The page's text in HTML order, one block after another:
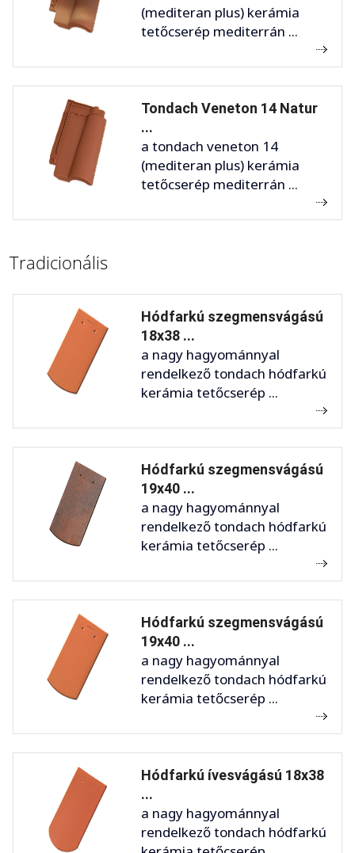
(mediteran plus) kerámia
tetőcserép mediterrán ...
Tondach Veneton 14 Natur
...
a tondach veneton 14
(mediteran plus) kerámia
tetőcserép mediterrán ...
Tradicionális
Hódfarkú szegmensvágású
18x38 ...
a nagy hagyománnyal
rendelkező tondach hódfarkú
kerámia tetőcserép ...
Hódfarkú szegmensvágású
19x40 ...
a nagy hagyománnyal
rendelkező tondach hódfarkú
kerámia tetőcserép ...
Hódfarkú szegmensvágású
19x40 ...
a nagy hagyománnyal
rendelkező tondach hódfarkú
kerámia tetőcserép ...
Hódfarkú ívesvágású 18x38
...
a nagy hagyománnyal
rendelkező tondach hódfarkú